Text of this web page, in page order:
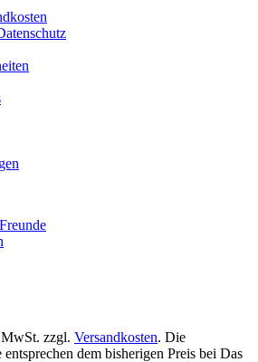
zzgl. Versandkosten. Die
dem bisherigen Preis bei Das